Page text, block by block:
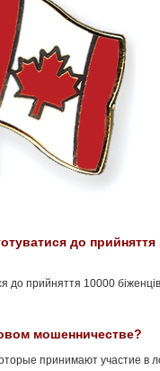
до прийняття
до прийняття 10000 біженців
мошенничестве?
принимают участие в